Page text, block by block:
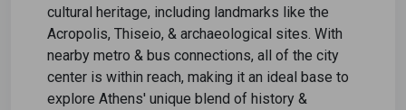
cultural heritage, including landmarks like the
Acropolis, Thiseio, & archaeological sites. With
nearby metro & bus connections, all of the city
center is within reach, making it an ideal base to
explore Athens' unique blend of history &